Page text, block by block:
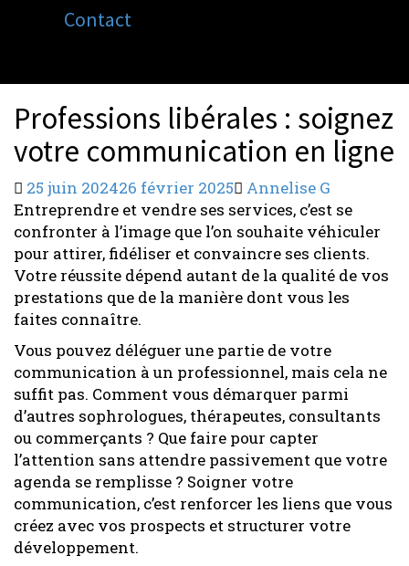
Contact
Professions libérales : soignez
votre communication en ligne
25 juin 202426 février 2025
Annelise G
Entreprendre et vendre ses services, c’est se
confronter à l’image que l’on souhaite véhiculer
pour attirer, fidéliser et convaincre ses clients.
Votre réussite dépend autant de la qualité de vos
prestations que de la manière dont vous les
faites connaître.
Vous pouvez déléguer une partie de votre
communication à un professionnel, mais cela ne
suffit pas. Comment vous démarquer parmi
d’autres sophrologues, thérapeutes, consultants
ou commerçants ? Que faire pour capter
l’attention sans attendre passivement que votre
agenda se remplisse ? Soigner votre
communication, c’est renforcer les liens que vous
créez avec vos prospects et structurer votre
développement.